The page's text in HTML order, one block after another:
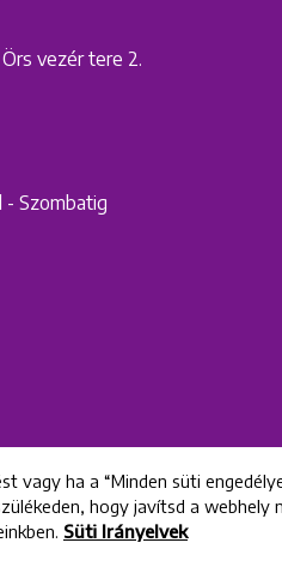
vezér tere 2.
Szombatig
vagy ha a “Minden süti
hogy javítsd a
Süti Irányelvek